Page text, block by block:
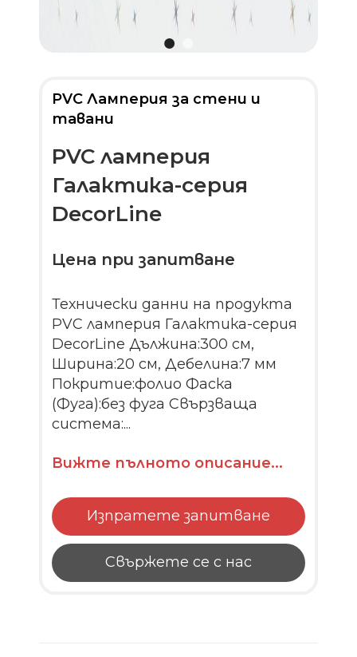
PVC Ламперия за стени и
тавани
PVC ламперия
Галактика-серия
DecorLine
Цена при запитване
Технически данни на продукта
PVC ламперия Галактика-серия
DecorLine Дължина:300 см,
Ширина:20 см, Дебелина:7 мм
Покритие:фолио Фаска
(Фуга):без фуга Свързваща
система:...
Вижте пълното описание...
Изпратете запитване
Свържете се с нас